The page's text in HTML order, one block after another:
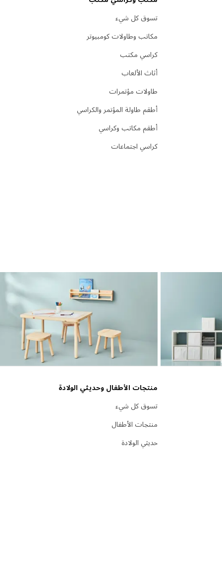
تسوق كل شيء
مكاتب وطاولات كومبيوتر
كراسي مكتب
أثاث الألعاب
طاولات مؤتمرات
أطقم طاولة المؤتمر والكراسي
أطقم مكاتب وكراسي
كراسي اجتماعات
منتجات الأطفال وحديثي الولادة
تسوق كل شيء
منتجات الأطفال
حديثي الولادة